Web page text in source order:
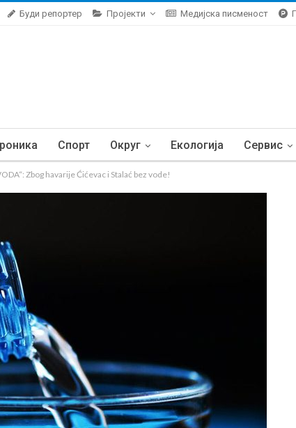
Буди репортер Пројекти Медијска писменост
Спорт Округ Екологија Сервис
Zbog havarije Ćićevac i Stalać bez vode!